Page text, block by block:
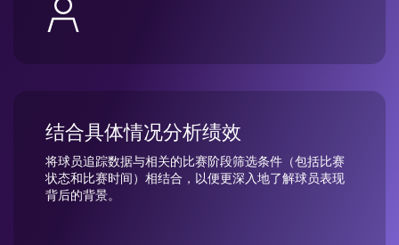
结合具体情况分析绩效
将球员追踪数据与相关的比赛阶段筛选条件（包括比赛
状态和比赛时间）相结合，以便更深入地了解球员表现
背后的背景。